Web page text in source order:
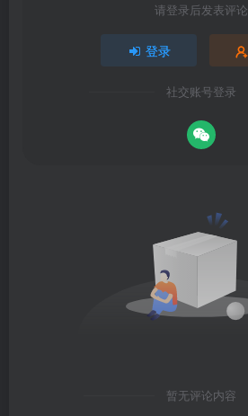
请登录后发表评论
登录
社交账号登录
暂无评论内容